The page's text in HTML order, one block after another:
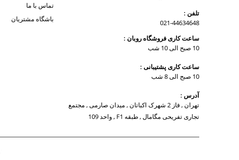
تلفن :
021-44634648
ساعت کاری فروشگاه روبان :
10 صبح الی 10 شب
ساعت کاری پشتیبانی :
10 صبح الی 8 شب
آدرس :
تهران , فاز 2 شهرک اکباتان , میدان صارمی , مجتمع
تجاری تفریحی مگامال , طبقه F1 , واحد 109
تماس با ما
باشگاه مشتریان